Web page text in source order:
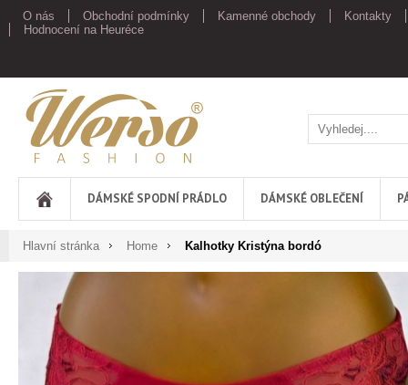
O nás Obchodní podmínky Kamenné obchody
Kontakty
Hodnocení na Heuréce
Werso
DÁMSKÉ SPODNÍ PRÁDLO DÁMSKÉ OBLEČENÍ
Hlavní stránka Home Kalhotky Kristýna bordó